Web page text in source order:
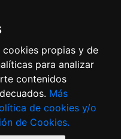
cookies propias y de
para analizar
contenidos
Más
de cookies y/o
de Cookies.